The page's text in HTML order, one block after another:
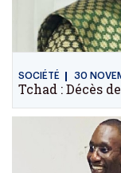
SOCIÉTÉ 30
Tchad : Décès